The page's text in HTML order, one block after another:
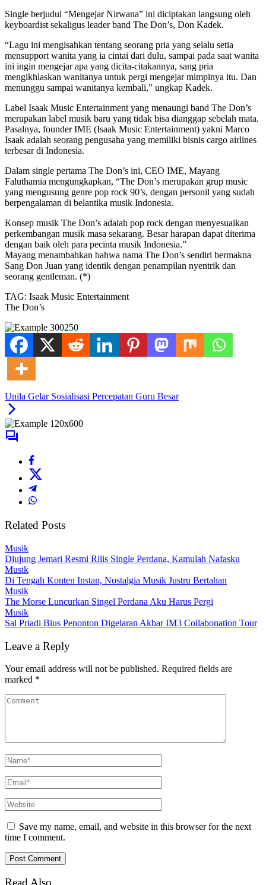
Single berjudul “Mengejar Nirwana” ini diciptakan langsung oleh
keyboardist sekaligus leader band The Don’s, Don Kadek.
“Lagu ini mengisahkan tentang seorang pria yang selalu setia
mensupport wanita yang ia cintai dari dulu, sampai pada saat wanita
ini ingin mengejar apa yang dicita-citakannya, sang pria
mengikhlaskan wanitanya untuk pergi mengejar mimpinya itu. Dan
menunggu sampai wanitanya kembali,” ungkap Kadek.
Label Isaak Music Entertainment yang menaungi band The Don’s
merupakan label musik baru yang tidak bisa dianggap sebelah mata.
Pasalnya, founder IME (Isaak Music Entertainment) yakni Marco
Isaak adalah seorang pengusaha yang memiliki bisnis cargo airlines
terbesar di Indonesia.
Dalam single pertama The Don’s ini, CEO IME, Mayang
Faluthamia mengungkapkan, “The Don’s merupakan grup music
yang mengusung genre pop rock 90’s, dengan personil yang sudah
berpengalaman di belantika musik Indonesia.
Konsep musik The Don’s adalah pop rock dengan menyesuaikan
perkembangan musik masa sekarang. Besar harapan dapat diterima
dengan baik oleh para pecinta musik Indonesia.”
Mayang menambahkan bahwa nama The Don’s sendiri bermakna
Sang Don Juan yang identik dengan penampilan nyentrik dan
seorang gentleman. (*)
TAG: Isaak Music Entertainment
The Don’s
Unila Gelar Sosialisasi Percepatan Guru Besar
Related Posts
Musik
Diujung Jemari Resmi Rilis Single Perdana, Kamulah Nafasku
Musik
Di Tengah Konten Instan, Nostalgia Musik Justru Bertahan
Musik
The Morse Luncurkan Singel Perdana Aku Harus Pergi
Musik
Sal Priadi Bius Penonton Digelaran Akbar IM3 Collabonation Tour
Leave a Reply
Your email address will not be published. Required fields are
marked *
Save my name, email, and website in this browser for the next
time I comment.
Read Also